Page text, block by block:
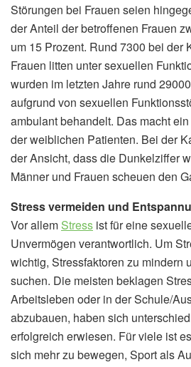
Störungen bei Frauen seien
der Anteil der betroffenen Frauen
um 15 Prozent. Rund 7300 bei der
Frauen litten unter sexuellen
wurden im letzten Jahre rund
aufgrund von sexuellen
ambulant behandelt. Das macht
der weiblichen Patienten. Bei der
der Ansicht, dass die Dunkelziffer
Männer und Frauen scheuen den
Stress vermeiden und
Vor allem Stress ist für eine
Unvermögen verantwortlich. Um
wichtig, Stressfaktoren zu mindern
suchen. Die meisten beklagen
Arbeitsleben oder in der Schule/
abzubauen, haben sich
erfolgreich erwiesen. Für viele ist
sich mehr zu bewegen, Sport als